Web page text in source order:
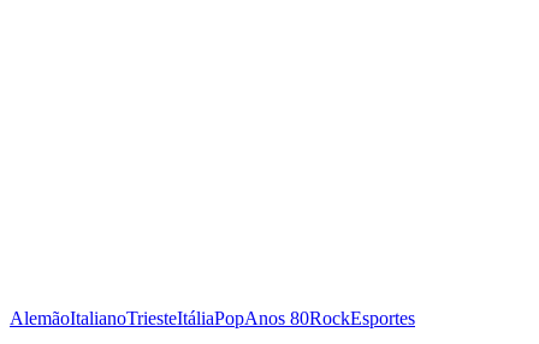
AlemãoItalianoTriesteItáliaPopAnos 80RockEsportes